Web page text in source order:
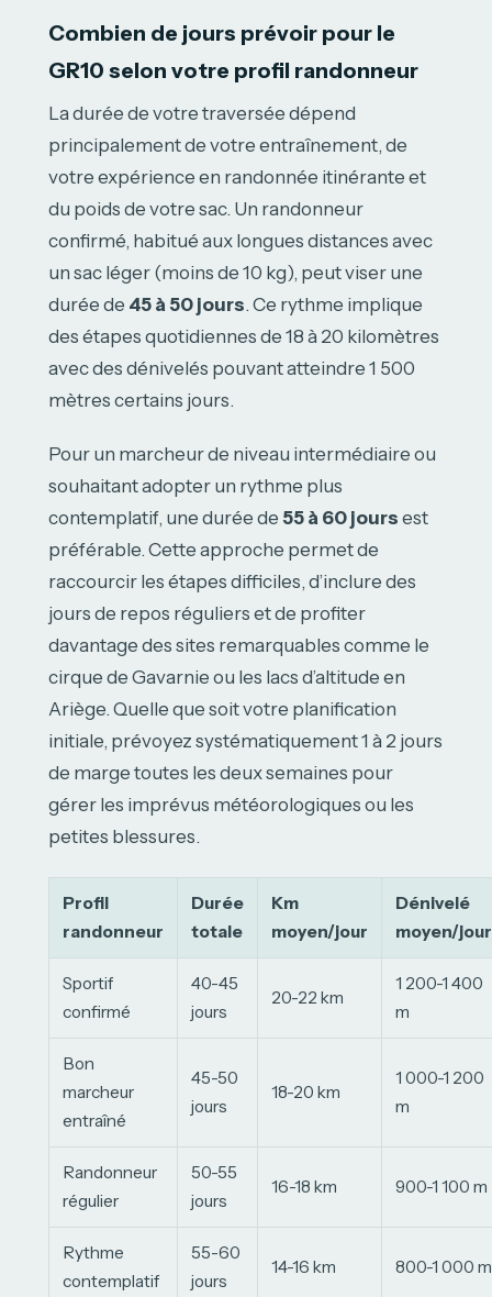
Combien de jours prévoir pour le
GR10 selon votre profil randonneur
La durée de votre traversée dépend
principalement de votre entraînement, de
votre expérience en randonnée itinérante et
du poids de votre sac. Un randonneur
confirmé, habitué aux longues distances avec
un sac léger (moins de 10 kg), peut viser une
durée de 45 à 50 jours. Ce rythme implique
des étapes quotidiennes de 18 à 20 kilomètres
avec des dénivelés pouvant atteindre 1 500
mètres certains jours.
Pour un marcheur de niveau intermédiaire ou
souhaitant adopter un rythme plus
contemplatif, une durée de 55 à 60 jours est
préférable. Cette approche permet de
raccourcir les étapes difficiles, d’inclure des
jours de repos réguliers et de profiter
davantage des sites remarquables comme le
cirque de Gavarnie ou les lacs d’altitude en
Ariège. Quelle que soit votre planification
initiale, prévoyez systématiquement 1 à 2 jours
de marge toutes les deux semaines pour
gérer les imprévus météorologiques ou les
petites blessures.
Profil
randonneur
Durée
totale
Km
moyen/jour
Dénivelé
moyen/jour
Sportif
confirmé
40-45
jours
20-22 km
1 200-1 400
m
Bon
marcheur
entraîné
45-50
jours
18-20 km
1 000-1 200
m
Randonneur
régulier
50-55
jours
16-18 km 900-1 100 m
Rythme
contemplatif
55-60
jours
14-16 km 800-1 000 m